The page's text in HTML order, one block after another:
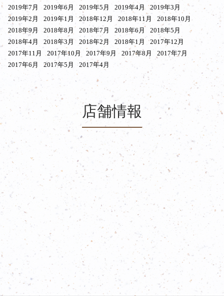
2019年7月
2019年6月 2019年5月 2019年4月
2019年3月
2019年2月
2019年1月 2018年12月 2018年11月
2018年10月
2018年9月
2018年8月 2018年7月 2018年6月
2018年5月
2018年4月
2018年3月 2018年2月 2018年1月
2017年12月
2017年11月
2017年10月 2017年9月 2017年8月
2017年7月
2017年6月
2017年5月 2017年4月
店舗情報